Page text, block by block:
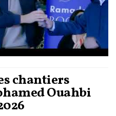
chantiers
Ouahbi